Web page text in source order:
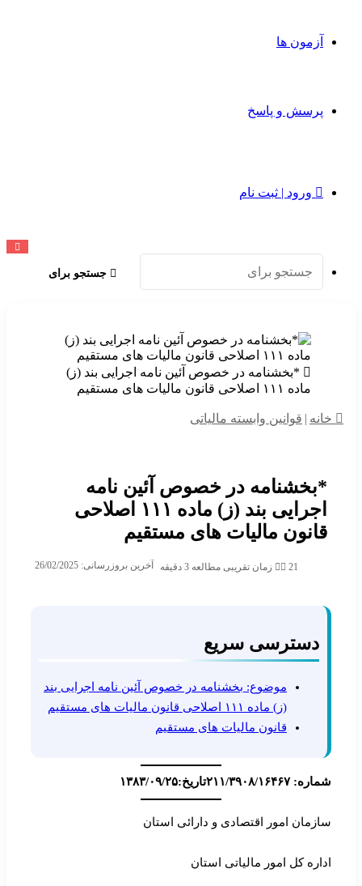
آزمون ها
پرسش و پاسخ
ورود | ثبت نام
جستجو برای
*بخشنامه در خصوص آئین نامه اجرایی بند (ز)
ماده ۱۱۱ اصلاحی قانون مالیات های مستقیم
خانه قوانین وابسته مالیاتی
*بخشنامه در خصوص آئین نامه
اجرایی بند (ز) ماده ۱۱۱ اصلاحی
قانون مالیات های مستقیم
آخرین بروزرسانی: 26/02/2025 21 زمان تقریبی مطالعه 3 دقیقه
دسترسی سریع
موضوع: بخشنامه در خصوص آئین نامه اجرایی بند
(ز) ماده ۱۱۱ اصلاحی قانون مالیات های مستقیم
قانون مالیات های مستقیم
شماره: ۲۱۱/۳۹۰۸/۱۶۴۶۷ تاریخ:۱۳۸۳/۰۹/۲۵
سازمان امور اقتصادی و دارائی استان
اداره کل امور مالیاتی استان